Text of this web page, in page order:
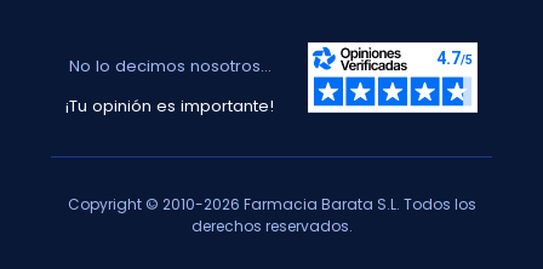
No lo decimos nosotros...
¡Tu opinión es importante!
Copyright © 2010-2026 Farmacia Barata S.L. Todos los
derechos reservados.